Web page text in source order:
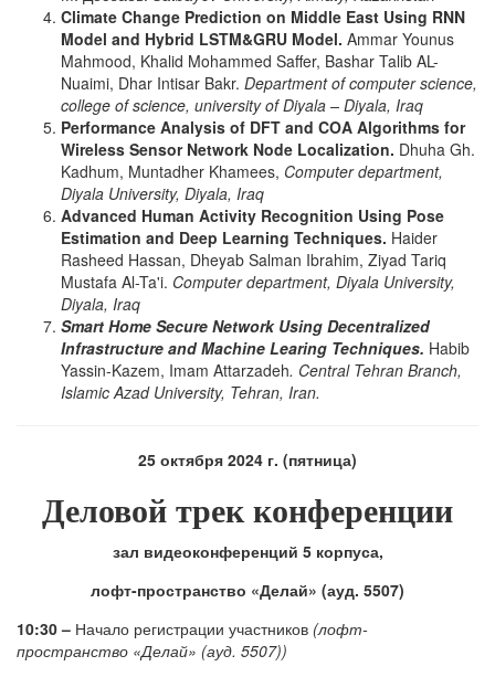
Climate Change Prediction on Middle East Using RNN
Model and Hybrid LSTM&GRU Model. Ammar Younus
Mahmood, Khalid Mohammed Saffer, Bashar Talib AL-
Nuaimi, Dhar Intisar Bakr. Department of computer science,
college of science, university of Diyala – Diyala, Iraq
Performance Analysis of DFT and COA Algorithms for
Wireless Sensor Network Node Localization. Dhuha Gh.
Kadhum, Muntadher Khamees, Computer department,
Diyala University, Diyala, Iraq
Advanced Human Activity Recognition Using Pose
Estimation and Deep Learning Techniques. Haider
Rasheed Hassan, Dheyab Salman Ibrahim, Ziyad Tariq
Mustafa Al-Ta'i. Computer department, Diyala University,
Diyala, Iraq
Smart Home Secure Network Using Decentralized
Infrastructure and Machine Learing Techniques. Habib
Yassin-Kazem, Imam Attarzadeh. Central Tehran Branch,
Islamic Azad University, Tehran, Iran.
25 октября 2024 г. (пятница)
Деловой трек конференции
зал видеоконференций 5 корпуса,
лофт-пространство «Делай» (ауд. 5507)
10:30 – Начало регистрации участников (лофт-
пространство «Делай» (ауд. 5507))